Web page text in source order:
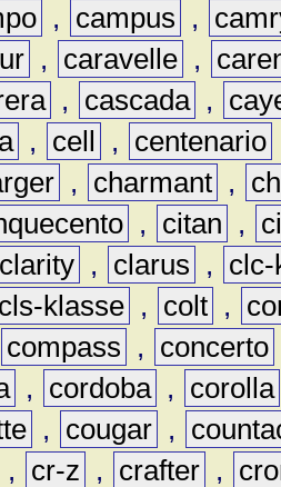
, campus ,
, caravelle ,
, cascada ,
, cell , centenario
, charmant ,
, citan ,
clarity , clarus ,
clc-
cls-klasse , colt ,
compass , concerto
, cordoba ,
corolla
, cougar ,
, cr-z , crafter ,